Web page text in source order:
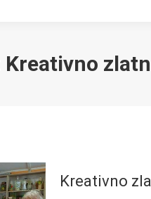
Kreativno
Kreativno